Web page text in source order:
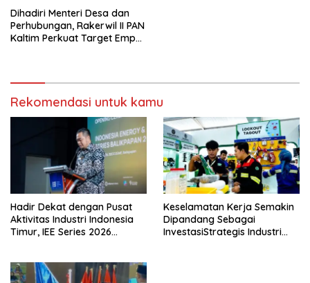
Dihadiri Menteri Desa dan
Perhubungan, Rakerwil II PAN
Kaltim Perkuat Target Empat
Rekomendasi untuk kamu
Hadir Dekat dengan Pusat
Aktivitas Industri Indonesia
Timur, IEE Series 2026
Keselamatan Kerja Semakin
Dipandang Sebagai
InvestasiStrategis Industri